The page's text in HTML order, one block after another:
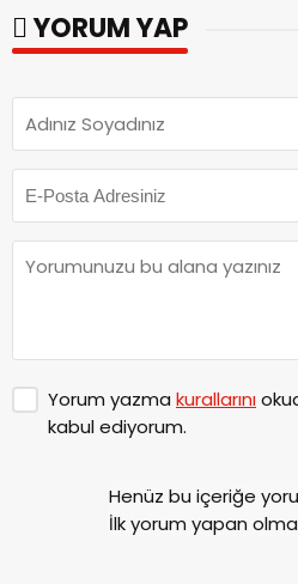
YORUM YAP
Yorum yazma kurallarını
kabul ediyorum.
Henüz bu içeriğe
İlk yorum yapan